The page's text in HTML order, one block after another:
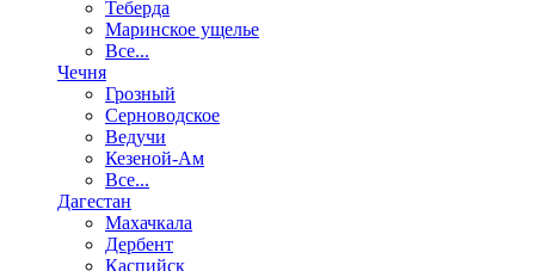
Теберда
Маринское ущелье
Все...
Чечня
Грозный
Серноводское
Ведучи
Кезеной-Ам
Все...
Дагестан
Махачкала
Дербент
Каспийск